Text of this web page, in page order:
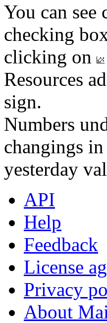
You can see
checking
clicking on
Resources
sign.
Numbers
changings
yesterday
API
Help
Feedback
License
Privacy
About